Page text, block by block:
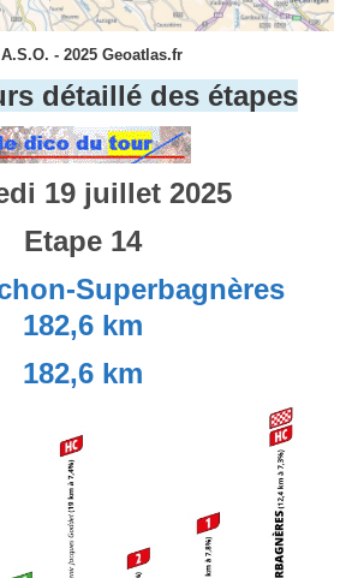
- 2025 Geoatlas.fr
détaillé des étapes
19 juillet 2025
Etape 14
Superbagnères
182,6 km
182,6 km